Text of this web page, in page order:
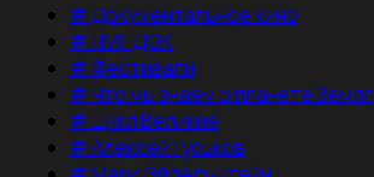
#Документальное кино
#НМГ ДОК
#Фестивали
#Что мы знаем о планете Земля
#Цикл Великие
#Алексей Гуськов